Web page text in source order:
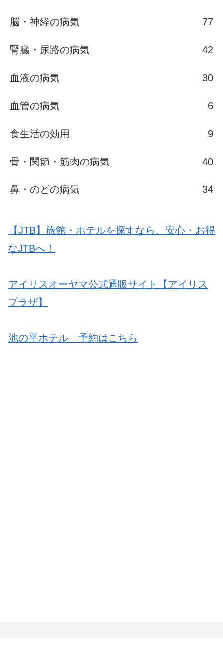
脳・神経の病気 77
腎臓・尿路の病気 42
血液の病気 30
血管の病気 6
食生活の効用 9
骨・関節・筋肉の病気 40
鼻・のどの病気 34
【JTB】旅館・ホテルを探すなら、安心・お得
なJTBへ！
アイリスオーヤマ公式通販サイト【アイリス
プラザ】
池の平ホテル 予約はこちら